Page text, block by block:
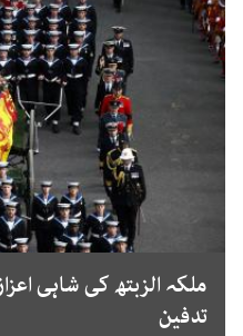
ملکہ الزبتھ کی شاہی
تدفین